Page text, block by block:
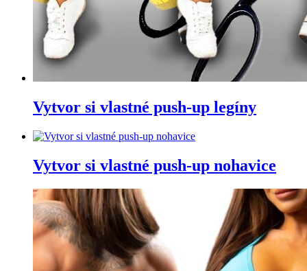
Vytvor si vlastné push-up legíny
Vytvor si vlastné push-up nohavice